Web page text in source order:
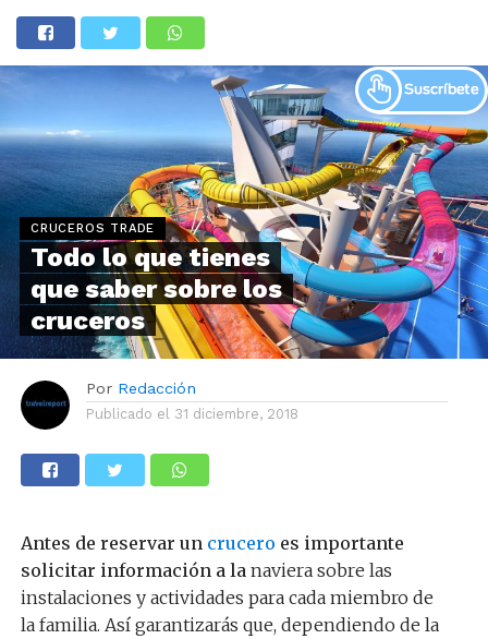
CRUCEROS TRADE
Todo lo que tienes
que saber sobre los
cruceros
Por Redacción
Publicado el 31 diciembre, 2018
Antes de reservar un crucero es importante
solicitar información a la naviera sobre las
instalaciones y actividades para cada miembro de
la familia. Así garantizarás que, dependiendo de la